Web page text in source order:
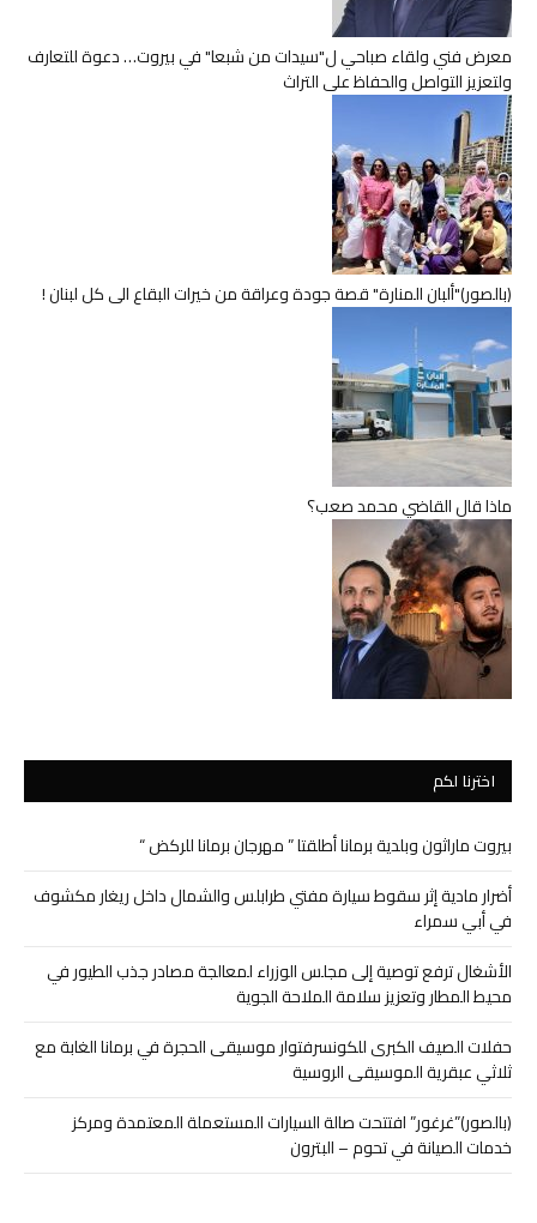
معرض فني ولقاء صباحي ل"سيدات من شبعا" في بيروت… دعوة للتعارف
ولتعزيز التواصل والحفاظ على التراث
(بالصور)"ألبان المنارة" قصة جودة وعراقة من خيرات البقاع الى كل لبنان !
ماذا قال القاضي محمد صعب؟
اخترنا لكم
بيروت ماراثون وبلدية برمانا أطلقتا ” مهرجان برمانا للركض “
أضرار مادية إثر سقوط سيارة مفتي طرابلس والشمال داخل ريغار مكشوف
في أبي سمراء
الأشغال ترفع توصية إلى مجلس الوزراء لمعالجة مصادر جذب الطيور في
محيط المطار وتعزيز سلامة الملاحة الجوية
حفلات الصيف الكبرى للكونسرفتوار موسيقى الحجرة في برمانا الغابة مع
ثلاثي عبقرية الموسيقى الروسية
(بالصور)”غرغور” افتتحت صالة السيارات المستعملة المعتمدة ومركز
خدمات الصيانة في تحوم – البترون